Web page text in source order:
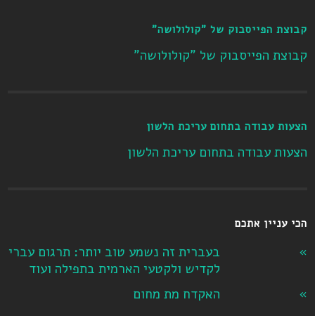
קבוצת הפייסבוק של "קולולושה"
קבוצת הפייסבוק של "קולולושה"
הצעות עבודה בתחום עריכת הלשון
הצעות עבודה בתחום עריכת הלשון
הכי עניין אתכם
בעברית זה נשמע טוב יותר: תרגום עברי
לקדיש ולקטעי הארמית בתפילה ועוד
האקדח מת מחום